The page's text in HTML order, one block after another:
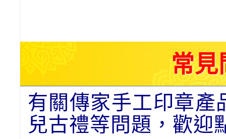
常
有關傳家手工印章產
兒古禮等問題，歡迎